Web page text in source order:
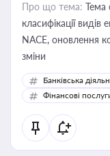
Про що тема: Тема
класифікації видів
NACE, оновлення
зміни
Банківська
Фінансові